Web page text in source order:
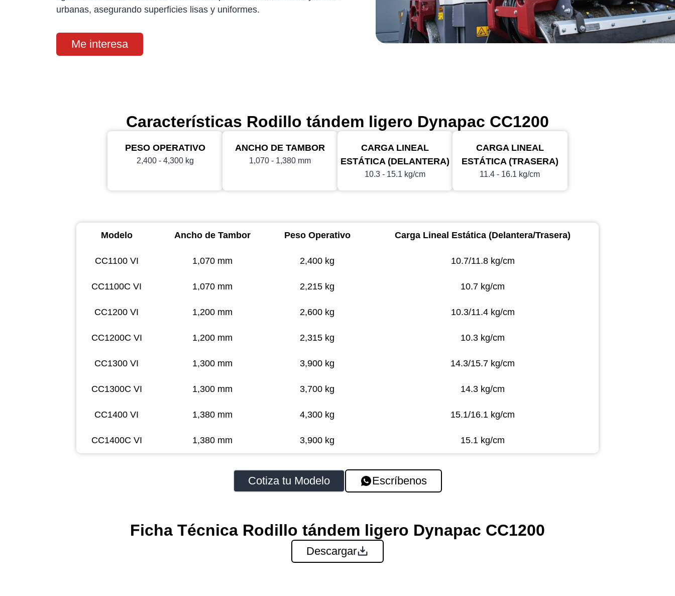
urbanas, asegurando superficies lisas y uniformes.
Me interesa
Características Rodillo tándem ligero Dynapac CC1200
PESO OPERATIVO
2,400 - 4,300 kg
ANCHO DE TAMBOR
1,070 - 1,380 mm
CARGA LINEAL
ESTÁTICA (DELANTERA)
10.3 - 15.1 kg/cm
CARGA LINEAL
ESTÁTICA (TRASERA)
11.4 - 16.1 kg/cm
Modelo Ancho de Tambor Peso Operativo Carga Lineal Estática (Delantera/Trasera)
CC1100 VI 1,070 mm 2,400 kg 10.7/11.8 kg/cm
CC1100C VI 1,070 mm 2,215 kg 10.7 kg/cm
CC1200 VI 1,200 mm 2,600 kg 10.3/11.4 kg/cm
CC1200C VI 1,200 mm 2,315 kg 10.3 kg/cm
CC1300 VI 1,300 mm 3,900 kg 14.3/15.7 kg/cm
CC1300C VI 1,300 mm 3,700 kg 14.3 kg/cm
CC1400 VI 1,380 mm 4,300 kg 15.1/16.1 kg/cm
CC1400C VI 1,380 mm 3,900 kg 15.1 kg/cm
Cotiza tu Modelo Escríbenos
Ficha Técnica Rodillo tándem ligero Dynapac CC1200
Descargar